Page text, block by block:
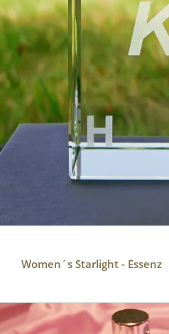
Women´s Starlight - Essenz